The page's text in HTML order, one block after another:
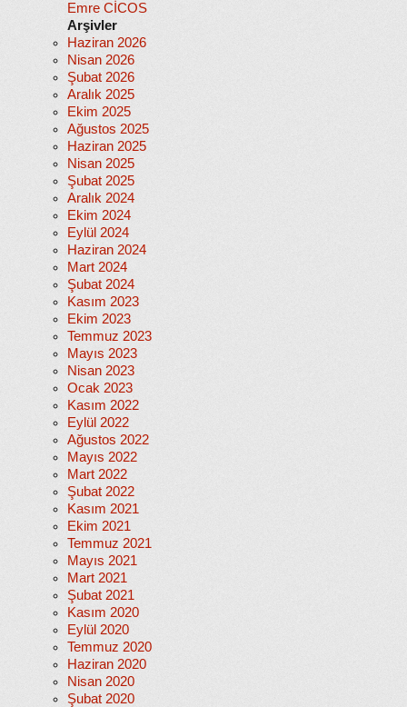
Emre CİCOS
Arşivler
Haziran 2026
Nisan 2026
Şubat 2026
Aralık 2025
Ekim 2025
Ağustos 2025
Haziran 2025
Nisan 2025
Şubat 2025
Aralık 2024
Ekim 2024
Eylül 2024
Haziran 2024
Mart 2024
Şubat 2024
Kasım 2023
Ekim 2023
Temmuz 2023
Mayıs 2023
Nisan 2023
Ocak 2023
Kasım 2022
Eylül 2022
Ağustos 2022
Mayıs 2022
Mart 2022
Şubat 2022
Kasım 2021
Ekim 2021
Temmuz 2021
Mayıs 2021
Mart 2021
Şubat 2021
Kasım 2020
Eylül 2020
Temmuz 2020
Haziran 2020
Nisan 2020
Şubat 2020